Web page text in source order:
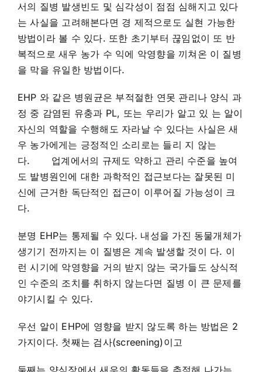
서의 질병 발생빈도 및 심각성이 점점 심해지고 있다
는 사실을 고려해본다면 경 제적으로도 실현 가능한
방법이라 볼 수 있다. 또한 초기부터 끊임없이 또 반
복적으로 새우 농가 수 익에 악영향을 끼쳐온 이 질병
을 막을 유일한 방법이다.
EHP 와 같은 병원균은 부적절한 연못 관리나 양식 과
정 중 감염된 유충과 PL, 또는 우리가 알고 있 는 알이
자신의 역할을 수행해도 자라날 수 있다는 사실은 새
우 농가에게는 긍정적인 소리로는 들리 지 않는
다. 업계에서의 규제도 약하고 관리 수준을 높여
도 발병원인에 대한 과학적인 접근보다는 잘못된 미
신에 근거한 독단적인 접근이 이루어질 가능성이 크
다.
분명 EHP는 통제될 수 있다. 내성을 가진 동물개체가
생기기 전까지는 이 질병은 계속 발생할 것이 다. 이
런 시기에 악영향을 거의 받지 않는 국가들도 상식적
인 수준의 조치를 취하지 않는다면 질병 이 큰 문제를
야기시킬 수 있다.
우선 알이 EHP에 영향을 받지 않도록 하는 방법은 2
가지이다. 첫째는 검사(screening)이고